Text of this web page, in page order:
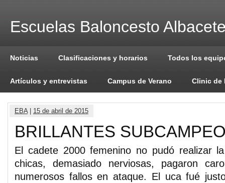
Escuelas Baloncesto
Noticias Clasificaciones y horarios Todos los
Artículos y entrevistas Campus de Verano Clinic de
EBA| 15 de abril de 2015
BRILLANTES
El cadete 2000 femenino no pudó realizar
chicas, demasiado nerviosas, pagaron
numerosos fallos en ataque. El uca fué